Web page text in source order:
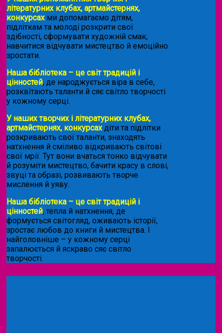
літературних клубах, артмайстернях,
конкурсахми допомагаємо дітям,
підліткам та молоді розкрити свої
здібності, сформувати художній смак,
навчитися відчувати мистецтво й емоційно
зростати.
Наша бібліотека – це світ традицій і
цінностей, де народжується віра в себе,
розквітають таланти й сяє світло творчості
у кожному серці.
У наших творчих і літературних клубах,
артмайстернях, конкурсахдіти та підлітки
розкривають свої таланти, знаходять
натхнення й сміливо відкривають світові
свої мрії. Тут вони вчаться тонко відчувати
й розуміти мистецтво, бачити красу в слові,
звуці та образі, розвивають творче
мислення й уяву.
Наша бібліотека – це світ традицій і
цінностей, тепла й натхнення, де
формується світогляд, оживають історії,
зростає любов до книги й мистецтва. І
найголовніше – у кожному серці
запалюється й яскраво сяє світло
творчості.